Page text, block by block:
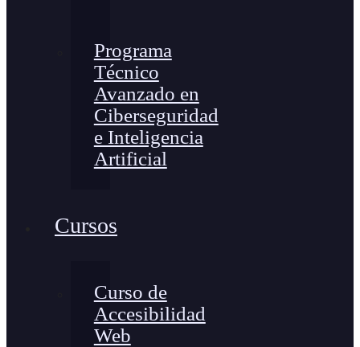
Programa
Técnico
Avanzado en
Ciberseguridad
e Inteligencia
Artificial
Cursos
Curso de
Accesibilidad
Web